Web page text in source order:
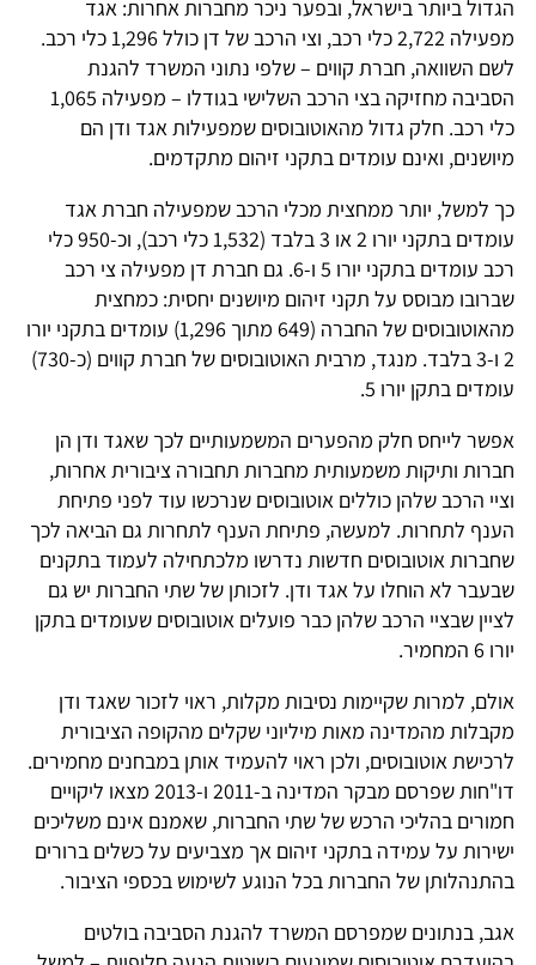
הגדול ביותר בישראל, ובפער ניכר מחברות אחרות: אגד
מפעילה 2,722 כלי רכב, וצי הרכב של דן כולל 1,296 כלי רכב.
לשם השוואה, חברת קווים – שלפי נתוני המשרד להגנת
הסביבה מחזיקה בצי הרכב השלישי בגודלו – מפעילה 1,065
כלי רכב. חלק גדול מהאוטובוסים שמפעילות אגד ודן הם
מיושנים, ואינם עומדים בתקני זיהום מתקדמים.
כך למשל, יותר ממחצית מכלי הרכב שמפעילה חברת אגד
עומדים בתקני יורו 2 או 3 בלבד (1,532 כלי רכב), וכ-950 כלי
רכב עומדים בתקני יורו 5 ו-6. גם חברת דן מפעילה צי רכב
שברובו מבוסס על תקני זיהום מיושנים יחסית: כמחצית
מהאוטובוסים של החברה (649 מתוך 1,296) עומדים בתקני יורו
2 ו-3 בלבד. מנגד, מרבית האוטובוסים של חברת קווים (כ-730)
עומדים בתקן יורו 5.
אפשר לייחס חלק מהפערים המשמעותיים לכך שאגד ודן הן
חברות ותיקות משמעותית מחברות תחבורה ציבורית אחרות,
וציי הרכב שלהן כוללים אוטובוסים שנרכשו עוד לפני פתיחת
הענף לתחרות. למעשה, פתיחת הענף לתחרות גם הביאה לכך
שחברות אוטובוסים חדשות נדרשו מלכתחילה לעמוד בתקנים
שבעבר לא הוחלו על אגד ודן. לזכותן של שתי החברות יש גם
לציין שבציי הרכב שלהן כבר פועלים אוטובוסים שעומדים בתקן
יורו 6 המחמיר.
אולם, למרות שקיימות נסיבות מקלות, ראוי לזכור שאגד ודן
מקבלות מהמדינה מאות מיליוני שקלים מהקופה הציבורית
לרכישת אוטובוסים, ולכן ראוי להעמיד אותן במבחנים מחמירים.
דו"חות שפרסם מבקר המדינה ב-2011 ו-2013 מצאו ליקויים
חמורים בהליכי הרכש של שתי החברות, שאמנם אינם משליכים
ישירות על עמידה בתקני זיהום אך מצביעים על כשלים ברורים
בהתנהלותן של החברות בכל הנוגע לשימוש בכספי הציבור.
אגב, בנתונים שמפרסם המשרד להגנת הסביבה בולטים